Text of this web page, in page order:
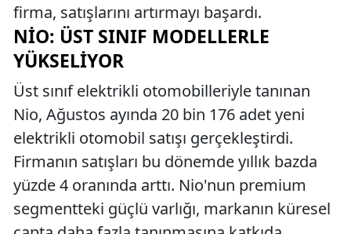
firma, satışlarını artırmayı başardı.
NIO: ÜST SINIF MODELLERLE
YÜKSELIYOR
Üst sınıf elektrikli otomobilleriyle tanınan
Nio, Ağustos ayında 20 bin 176 adet yeni
elektrikli otomobil satışı gerçekleştirdi.
Firmanın satışları bu dönemde yıllık bazda
yüzde 4 oranında arttı. Nio'nun premium
segmentteki güçlü varlığı, markanın küresel